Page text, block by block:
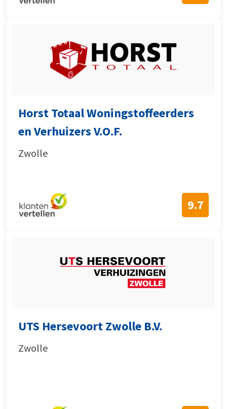
Horst Totaal Woningstoffeerders
en Verhuizers V.O.F.
Zwolle
9.7
UTS Hersevoort Zwolle B.V.
Zwolle